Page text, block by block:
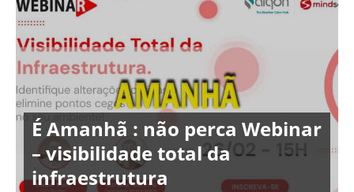
É Amanhã : não perca Webinar
– visibilidade total da
infraestrutura